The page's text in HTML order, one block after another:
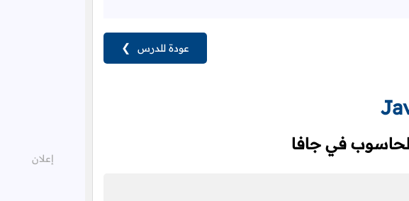
عودة للدرس ❯
في جافا